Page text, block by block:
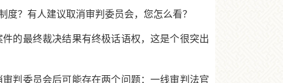
？有人建议取消审判委员会，您怎么看？
的最终裁决结果有终极话语权，这是个很突出
判委员会后可能存在两个问题：一线审判法官